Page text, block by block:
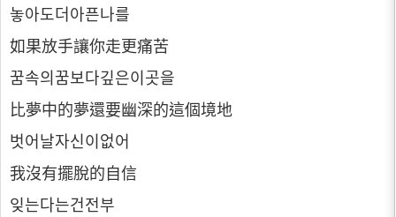
놓아도더아픈나를
如果放手讓你走更痛苦
꿈속의꿈보다깊은이곳을
比夢中的夢還要幽深的這個境地
벗어날자신이없어
我沒有擺脫的自信
잊는다는건전부